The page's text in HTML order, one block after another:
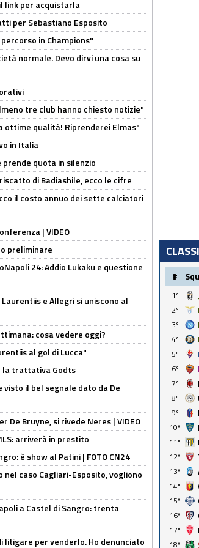
link per acquistarla
per Sebastiano Esposito
in Champions"
normale. Devo dirvi una cosa su
tre club hanno chiesto notizie"
ottime qualità! Riprenderei Elmas"
in Italia
quota in silenzio
di Badiashile, ecco le cifre
il costo annuo dei sette calciatori
| VIDEO
preliminare
24: Addio Lukaku e questione
e Allegri si uniscono al
cosa vedere oggi?
al gol di Lucca"
la trattativa Godts
il bel segnale dato da De
De Bruyne, si rivede Neres | VIDEO
arriverà in prestito
è show al Patini | FOTO CN24
nel caso Cagliari-Esposito, vogliono
a Castel di Sangro: trenta
litigare per venderlo. Ho denunciato
#
1º
2º
3º
4º
5º
6º
7º
8º
9º
10º
11º
12º
13º
14º
15º
16º
17º
18º